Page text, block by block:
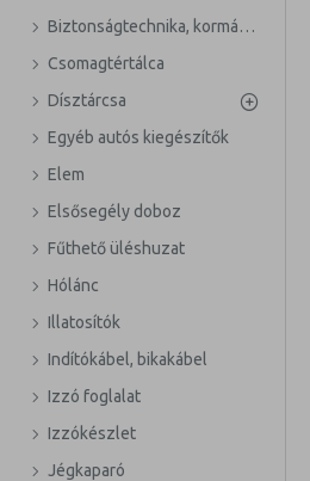
Biztonságtechnika, kormányzár
Csomagtértálca
Dísztárcsa
Egyéb autós kiegészítők
Elem
Elsősegély doboz
Fűthető üléshuzat
Hólánc
Illatosítók
Indítókábel, bikakábel
Izzó foglalat
Izzókészlet
Jégkaparó